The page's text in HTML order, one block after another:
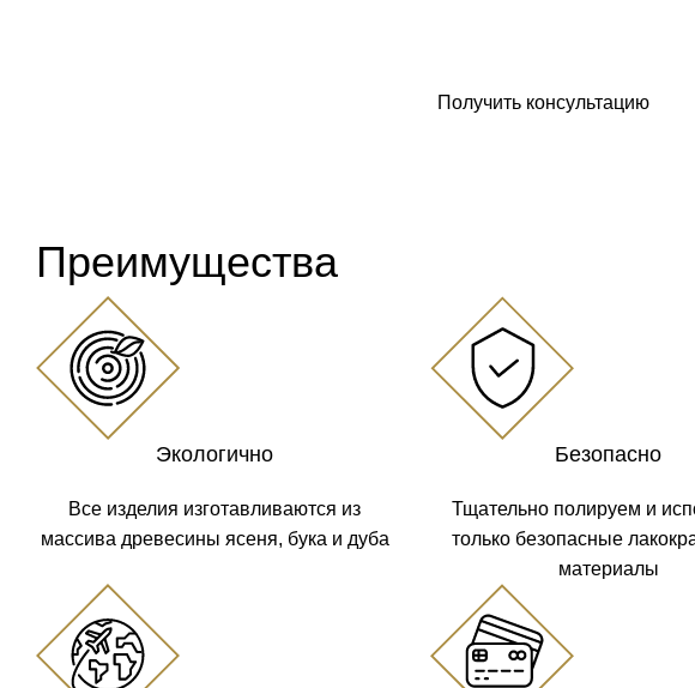
Получить консультацию
Преимущества
Экологично
Все изделия изготавливаются из
массива древесины ясеня, бука и дуба
Безопасно
Тщательно полируем и
только безопасные
материалы